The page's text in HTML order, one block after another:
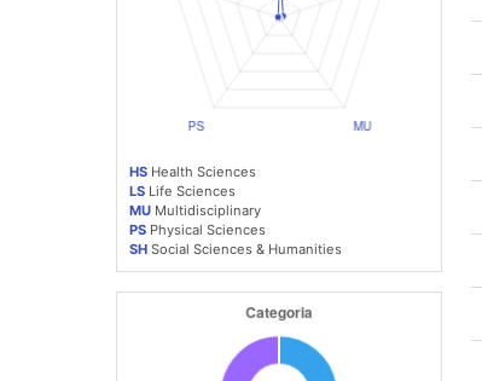
HS Health Sciences
LS Life Sciences
MU Multidisciplinary
PS Physical Sciences
SH Social Sciences & Humanities